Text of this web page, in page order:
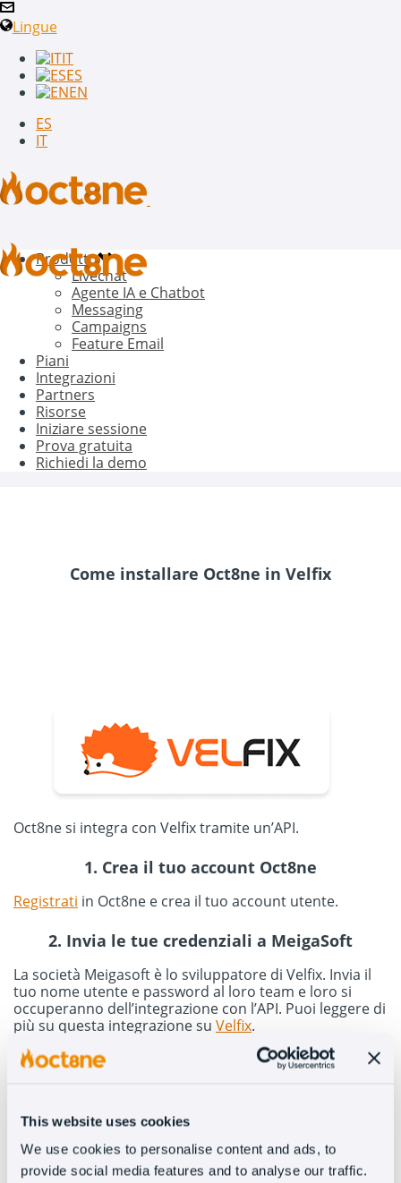
This website uses cookies
We use cookies to personalise content and ads, to
provide social media features and to analyse our traffic.
Lingue
IT
ES
EN
ES
IT
Prodotto
Livechat
Agente IA e Chatbot
Messaging
Campaigns
Feature Email
Piani
Integrazioni
Partners
Risorse
Iniziare sessione
Prova gratuita
Richiedi la demo
Come installare Oct8ne in Velfix
Oct8ne si integra con Velfix tramite un’API.
1. Crea il tuo account Oct8ne
Registrati in Oct8ne e crea il tuo account utente.
2. Invia le tue credenziali a MeigaSoft
La società Meigasoft è lo sviluppatore di Velfix. Invia il
tuo nome utente e password al loro team e loro si
occuperanno dell’integrazione con l’API. Puoi leggere di
più su questa integrazione su Velfix.
Installare Oct8ne é
davvero facile